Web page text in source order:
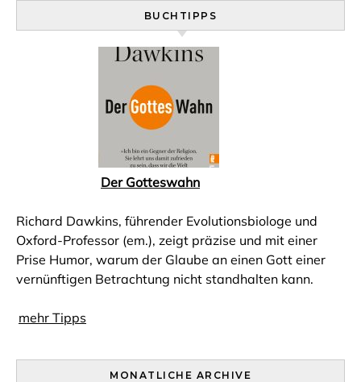
BUCHTIPPS
Der Gotteswahn
Richard Dawkins, führender Evolutionsbiologe und
Oxford-Professor (em.), zeigt präzise und mit einer
Prise Humor, warum der Glaube an einen Gott einer
vernünftigen Betrachtung nicht standhalten kann.
mehr Tipps
MONATLICHE ARCHIVE